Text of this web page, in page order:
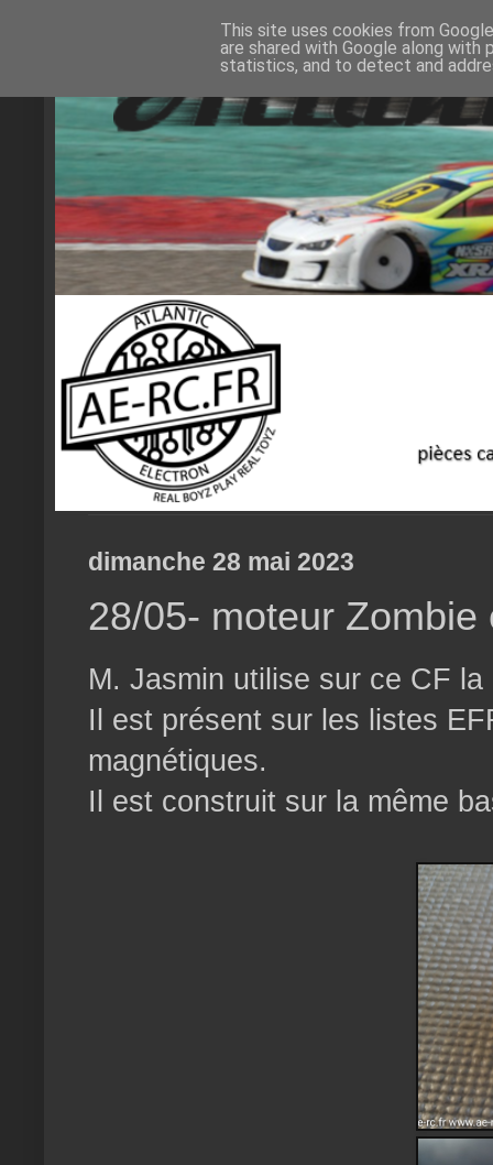
dimanche 28 mai 2023
28/05- moteur Zombie
M. Jasmin utilise sur ce CF
Il est présent sur les listes
magnétiques.
Il est construit sur la même
This site uses cookies from
are shared with Google along
statistics, and to detect and